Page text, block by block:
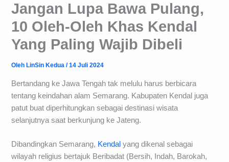
Jangan Lupa Bawa Pulang,
10 Oleh-Oleh Khas Kendal
Yang Paling Wajib Dibeli
Oleh LinSin Kedua/14 Juli 2024
Bertandang ke Jawa Tengah tak melulu harus berbicara
tentang keindahan alam Semarang. Kabupaten Kendal juga
patut buat diperhitungkan sebagai destinasi wisata
selanjutnya saat berkunjung ke Jateng.
Dibandingkan Semarang, Kendal yang dikenal sebagai
wilayah religius bertajuk Beribadat (Bersih, Indah, Barokah,